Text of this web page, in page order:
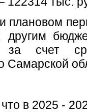
плановом
другим
за счет
Самарской
в 2025 -